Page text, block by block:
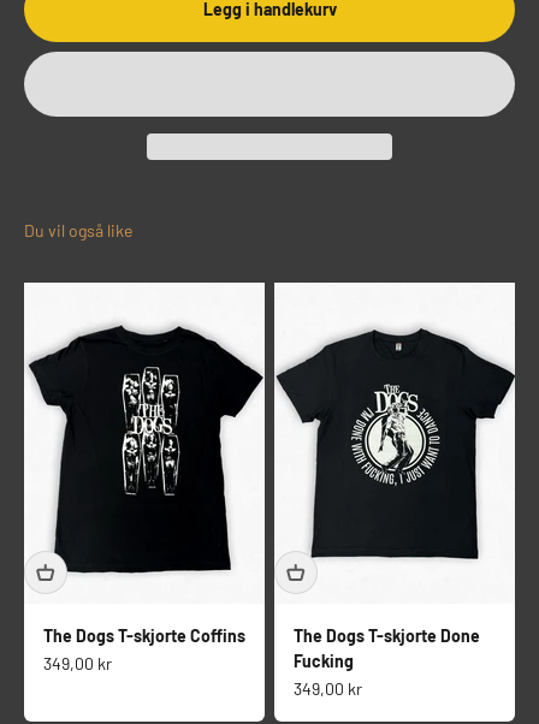
Legg i handlekurv
The Dogs T-skjorte Coffins
Salgspris
349,00 kr
The Dogs T-skjorte Done
Fucking
Salgspris
349,00 kr